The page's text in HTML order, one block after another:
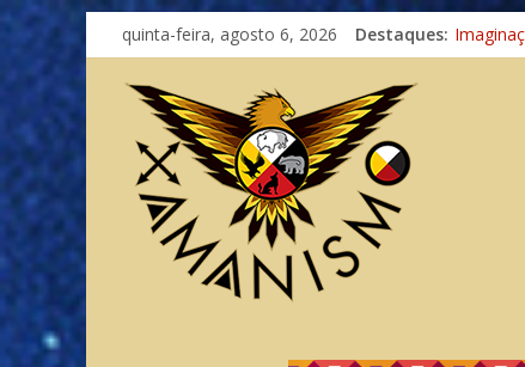
quinta-feira, agosto 6, 2026 Destaques: